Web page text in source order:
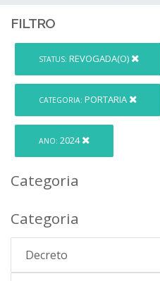
FILTRO
STATUS: REVOGADA(O)
CATEGORIA: PORTARIA
ANO: 2024
Categoria
Categoria
Decreto